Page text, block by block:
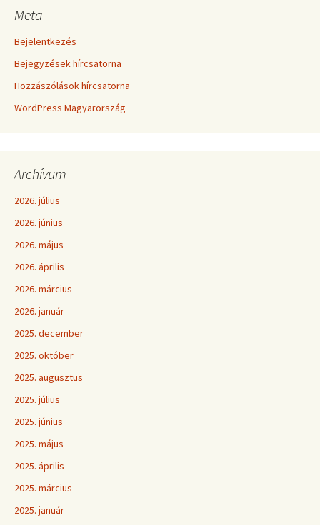
Meta
Bejelentkezés
Bejegyzések hírcsatorna
Hozzászólások hírcsatorna
WordPress Magyarország
Archívum
2026. július
2026. június
2026. május
2026. április
2026. március
2026. január
2025. december
2025. október
2025. augusztus
2025. július
2025. június
2025. május
2025. április
2025. március
2025. január